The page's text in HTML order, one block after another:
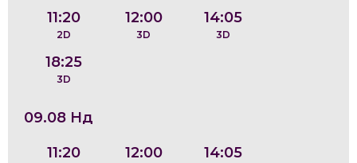
11:20
2D
12:00
3D
14:05
3D
18:25
3D
09.08 Нд
11:20
12:00 14:05